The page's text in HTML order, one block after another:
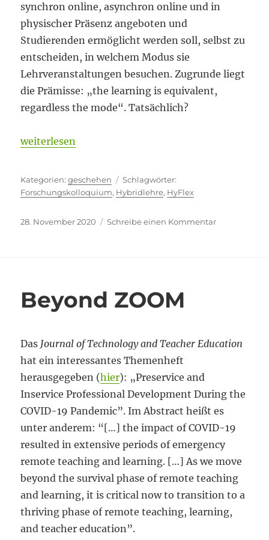
synchron online, asynchron online und in
physischer Präsenz angeboten und
Studierenden ermöglicht werden soll, selbst zu
entscheiden, in welchem Modus sie
Lehrveranstaltungen besuchen. Zugrunde liegt
die Prämisse: „the learning is equivalent,
regardless the mode“. Tatsächlich?
„HyFlex – Flexibilität über alles?“
weiterlesen
Kategorien
geschehen
Forschungskolloquium, Hybridlehre, HyFlex
Veröffentlicht
28. November 2020 Schreibe einen Kommentarzu
Beyond ZOOM
Das Journal of Technology and Teacher Education
hat ein interessantes Themenheft
herausgegeben (hier): „Preservice and
Inservice Professional Development During the
COVID-19 Pandemic”. Im Abstract heißt es
unter anderem: “[…] the impact of COVID-19
resulted in extensive periods of emergency
remote teaching and learning. […] As we move
beyond the survival phase of remote teaching
and learning, it is critical now to transition to a
thriving phase of remote teaching, learning,
and teacher education”.